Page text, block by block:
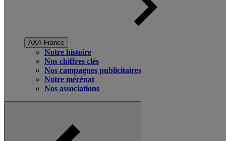
AXA France
Notre histoire
Nos chiffres clés
Nos campagnes publicitaires
Notre mécénat
Nos associations